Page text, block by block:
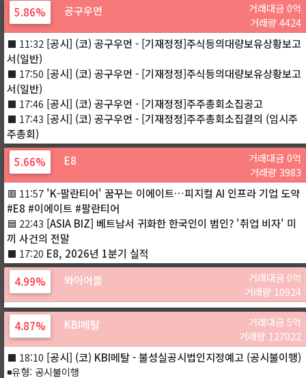
5.86% 공구우먼
거래대금 0억
거래량 4424
⬛ 11:32 [공시] (코) 공구우먼 - [기재정정]주식등의대량보유상황보고
서(일반)
⬛ 17:50 [공시] (코) 공구우먼 - [기재정정]주식등의대량보유상황보고
서(일반)
⬛ 17:46 [공시] (코) 공구우먼 - [기재정정]주주총회소집공고
⬛ 17:43 [공시] (코) 공구우먼 - [기재정정]주주총회소집결의 (임시주
주총회)
5.66% E8
거래대금 0억
거래량 3983
🟥 11:57 'K-팔란티어' 꿈꾸는 이에이트…피지컬 AI 인프라 기업 도약
#E8 #이에이트 #팔란티어
🟦 22:43 [ASIA BIZ] 베트남서 귀화한 한국인이 범인? '취업 비자' 미
끼 사건의 전말
⬛ 17:20 E8, 2026년 1분기 실적
4.99% 와이어블
거래대금 0억
거래량 10924
4.87% KBI메탈
거래대금 5억
거래량 127022
⬛ 18:10 [공시] (코) KBI메탈 - 불성실공시법인지정예고 (공시불이행)
◾유형: 공시불이행